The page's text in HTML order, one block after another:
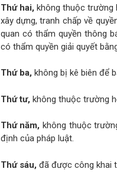
Thứ hai, không thuộc trường
xây dựng, tranh chấp về
quan có thẩm quyền thông
có thẩm quyền giải quyết
Thứ ba, không bị kê biên để
Thứ tư, không thuộc trường
Thứ năm, không thuộc
định của pháp luật.
Thứ sáu, đã được công khai